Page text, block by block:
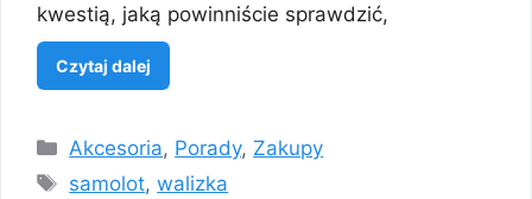
kwestią, jaką powinniście sprawdzić,
Czytaj dalej
Kategorie
Akcesoria, Porady, Zakupy
Tagi
samolot,walizka